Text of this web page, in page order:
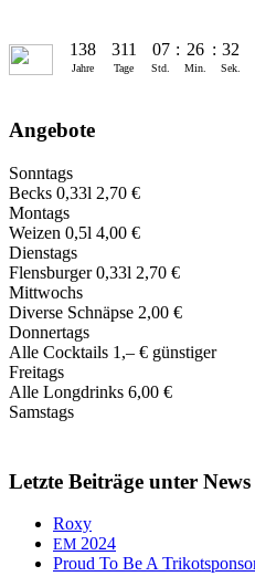
138 311 07 : 26 : 32
Jahre Tage Std. Min. Sek.
Angebote
Sonntags
Becks 0,33l 2,70 €
Montags
Weizen 0,5l 4,00 €
Dienstags
Flensburger 0,33l 2,70 €
Mittwochs
Diverse Schnäpse 2,00 €
Donnertags
Alle Cocktails 1,‒ € günstiger
Freitags
Alle Longdrinks 6,00 €
Samstags
Letzte Beiträge unter News
Roxy
EM 2024
Proud To Be A